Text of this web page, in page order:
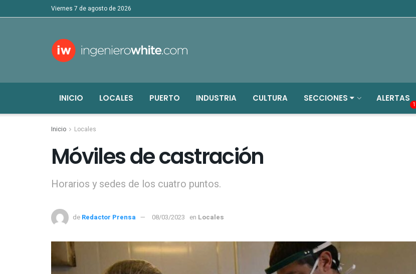
viernes 7 de agosto de 2026
INICIO LOCALES PUERTO INDUSTRIA CULTURA SECCIONES ALERTAS
1
Inicio Locales
Móviles de castración
Horarios y sedes de los cuatro puntos.
de Redactor Prensa 08/03/2023 en Locales